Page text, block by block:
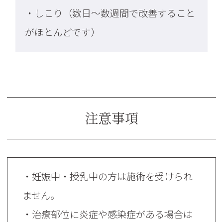
・しこり（数日～数週間で改善すること
がほとんどです）
注意事項
・妊娠中・授乳中の方は施術を受けられ
ません。
・治療部位に炎症や感染症がある場合は